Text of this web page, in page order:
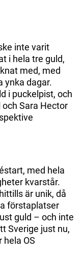
inte varit
i hela tre guld,
med, med
ynka dagar.
i puckelpist, och
Sara Hector
med hela
kvarstår.
är unik, då
förstaplatser
guld – och inte
Sverige just nu,
OS